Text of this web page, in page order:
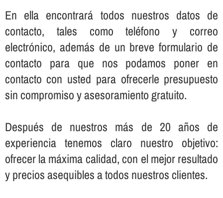
En ella encontrará todos nuestros datos de
contacto, tales como teléfono y correo
electrónico, además de un breve formulario de
contacto para que nos podamos poner en
contacto con usted para ofrecerle presupuesto
sin compromiso y asesoramiento gratuito.
Después de nuestros más de 20 años de
experiencia tenemos claro nuestro objetivo:
ofrecer la máxima calidad, con el mejor resultado
y precios asequibles a todos nuestros clientes.